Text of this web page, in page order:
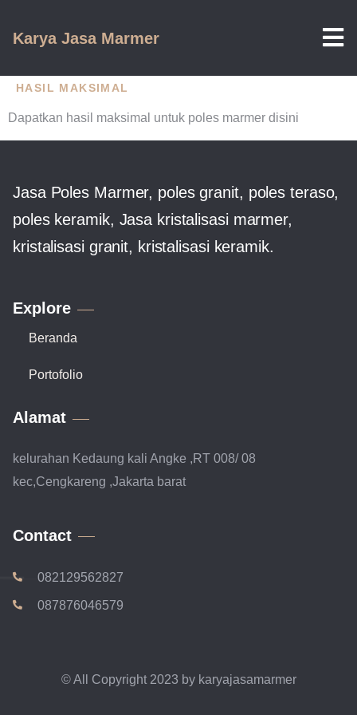
Karya Jasa Marmer
HASIL MAKSIMAL
Dapatkan hasil maksimal untuk poles marmer disini
Jasa Poles Marmer, poles granit, poles teraso,
poles keramik, Jasa kristalisasi marmer,
kristalisasi granit, kristalisasi keramik.
Explore
Beranda
Portofolio
Alamat
kelurahan Kedaung kali Angke ,RT 008/ 08
kec,Cengkareng ,Jakarta barat
Contact
082129562827
087876046579
© All Copyright 2023 by karyajasamarmer